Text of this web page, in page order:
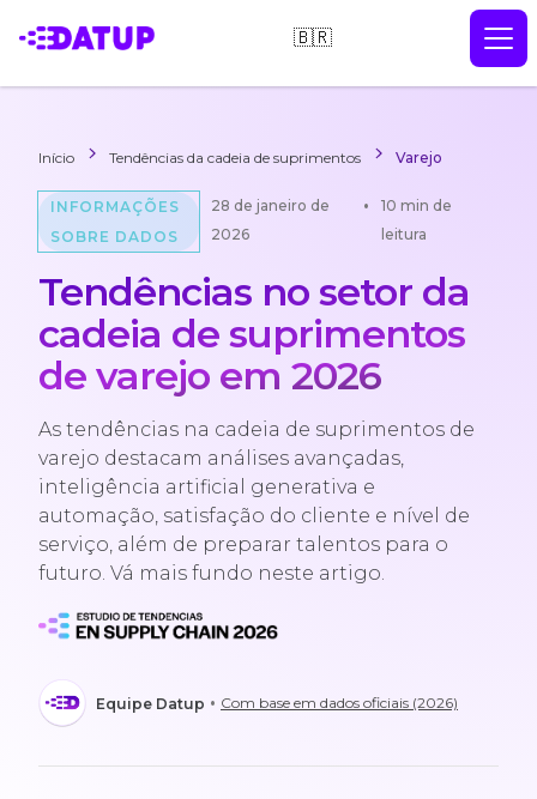
🇧🇷
Início Tendências da cadeia de suprimentos Varejo
INFORMAÇÕES
SOBRE DADOS
28 de janeiro de
2026
•
10 min de
leitura
Tendências no setor da
cadeia de suprimentos
de varejo em 2026
As tendências na cadeia de suprimentos de
varejo destacam análises avançadas,
inteligência artificial generativa e
automação, satisfação do cliente e nível de
serviço, além de preparar talentos para o
futuro. Vá mais fundo neste artigo.
Equipe Datup • Com base em dados oficiais (2026)